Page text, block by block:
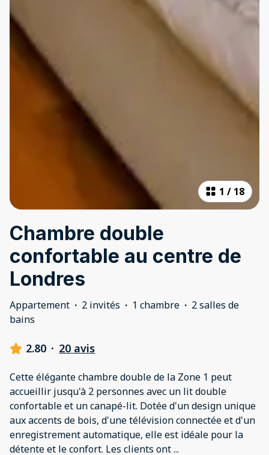
1 / 18
Chambre double
confortable au centre de
Londres
Appartement · 2 invités · 1 chambre · 2 salles de
bains
2.80 · 20 avis
Cette élégante chambre double de la Zone 1 peut
accueillir jusqu'à 2 personnes avec un lit double
confortable et un canapé-lit. Dotée d'un design unique
aux accents de bois, d'une télévision connectée et d'un
enregistrement automatique, elle est idéale pour la
détente et le confort. Les clients ont...